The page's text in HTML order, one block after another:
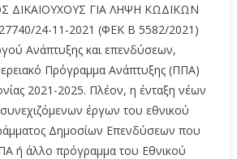
ΔΙΚΑΙΟΥΧΟΥΣ ΓΙΑ ΛΗΨΗ ΚΩΔΙΚΩΝ
24-11-2021 (ΦΕΚ Β 5582/2021)
Ανάπτυξης και επενδύσεων,
Πρόγραμμα Ανάπτυξης (ΠΠΑ)
2021-2025. Πλέον, η ένταξη νέων
έργων του εθνικού
Δημοσίων Επενδύσεων που
ή άλλο πρόγραμμα του Εθνικού